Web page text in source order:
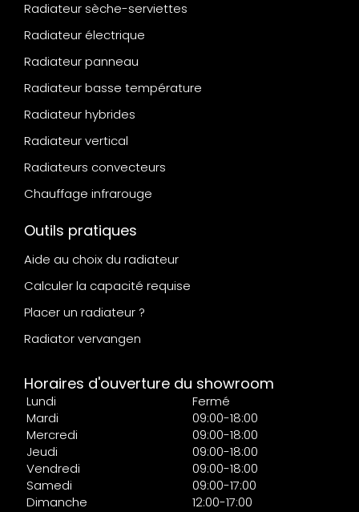
Radiateur sèche-serviettes
Radiateur électrique
Radiateur panneau
Radiateur basse température
Radiateur hybrides
Radiateur vertical
Radiateurs convecteurs
Chauffage infrarouge
Outils pratiques
Aide au choix du radiateur
Calculer la capacité requise
Placer un radiateur ?
Radiator vervangen
Horaires d'ouverture du showroom
Lundi
Fermé
Mardi
09:00-18:00
Mercredi
09:00-18:00
Jeudi
09:00-18:00
Vendredi
09:00-18:00
Samedi
09:00-17:00
Dimanche
12:00-17:00